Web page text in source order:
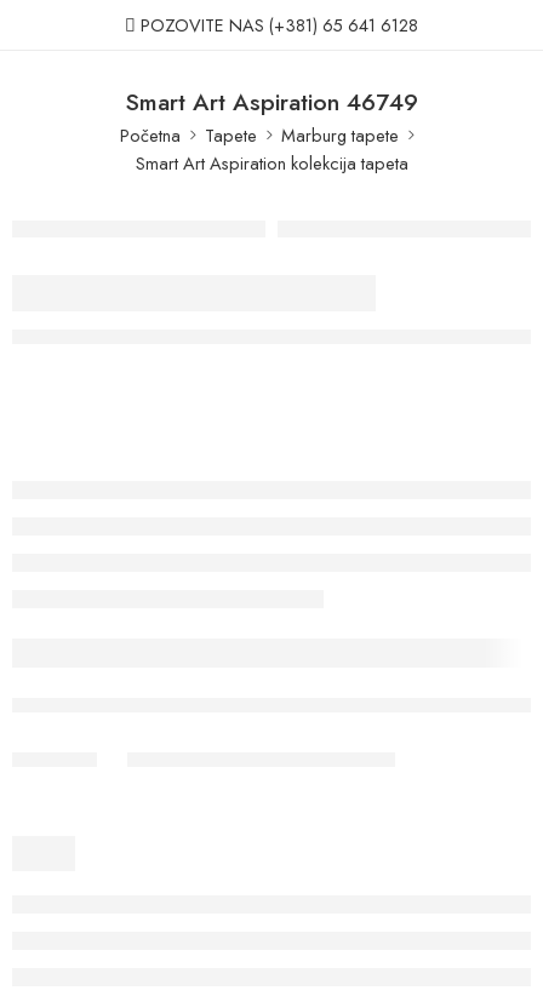
POZOVITE NAS (+381) 65 641 6128
Smart Art Aspiration 46749
Početna Tapete
Marburg tapete
Smart Art Aspiration kolekcija tapeta